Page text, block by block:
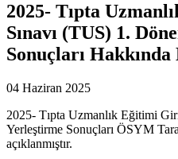
2025- Tıpta
Sınavı (TUS) 1.
Sonuçları
04 Haziran 2025
2025- Tıpta Uzmanlık Eğitimi
Yerleştirme Sonuçları ÖSYM
açıklanmıştır.